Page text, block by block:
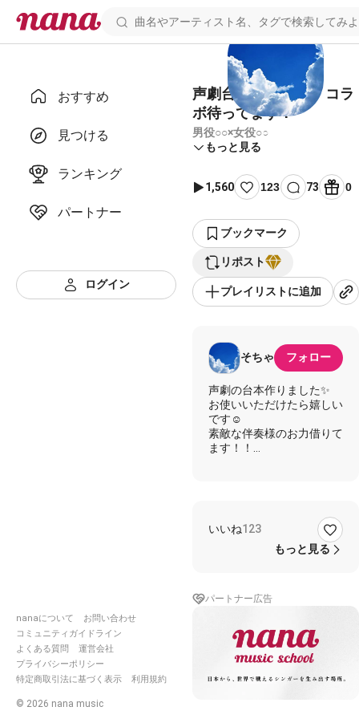
おすすめ
見つける
ランキング
パートナー
ログイン
nanaについて
お問い合わせ
コミュニティガイドライン
よくある質問
運営会社
プライバシーポリシー
特定商取引法に基づく表示
利用規約
© 2026 nana music
声劇台本【切ない】 コラ
ボ待ってます！
男役○○×女役○○
もっと見る
1,560 123 73 0
ブックマーク
リポスト
プレイリストに追加
そちゃ フォロー
声劇の台本作りました✨
お使いいただけたら嬉しい
です☺️
素敵な伴奏様のお力借りて
ます！！
＊×＊×＊×＊×＊×＊×＊×＊×
★人間ってこんなもろい生
き物なんだな
いいね123
もっと見る
パートナー広告